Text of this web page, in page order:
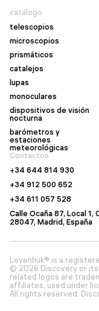
catálogo
telescopios
microscopios
prismáticos
catalejos
lupas
monoculares
dispositivos de visión
nocturna
barómetros y
estaciones
meteorológicas
Contactos
+34 644 814 930
+34 912 500 652
+34 611 057 528
Calle Ocaña 87, Local 1,
28047, Madrid, España
Levenhuk® is a
© 2026 Discovery or its
related logos are
affiliates, used under
All rights reserved.